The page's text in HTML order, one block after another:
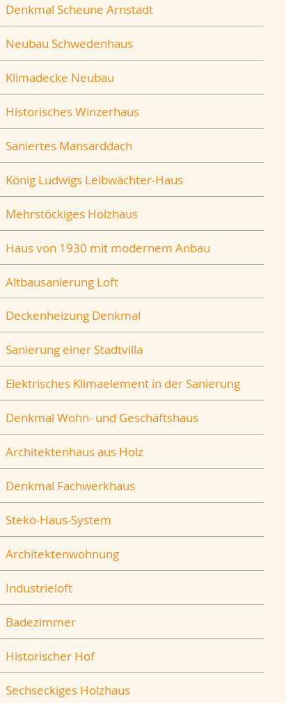
Denkmal Scheune Arnstadt
Neubau Schwedenhaus
Klimadecke Neubau
Historisches Winzerhaus
Saniertes Mansarddach
König Ludwigs Leibwächter-Haus
Mehrstöckiges Holzhaus
Haus von 1930 mit modernem Anbau
Altbausanierung Loft
Deckenheizung Denkmal
Sanierung einer Stadtvilla
Elektrisches Klimaelement in der Sanierung
Denkmal Wohn- und Geschäftshaus
Architektenhaus aus Holz
Denkmal Fachwerkhaus
Steko-Haus-System
Architektenwohnung
Industrieloft
Badezimmer
Historischer Hof
Sechseckiges Holzhaus